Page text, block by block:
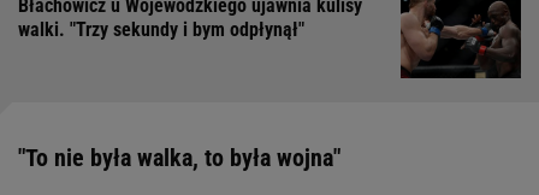
Błachowicz u Wojewódzkiego ujawnia kulisy
walki. "Trzy sekundy i bym odpłynął"
"To nie była walka, to była wojna"